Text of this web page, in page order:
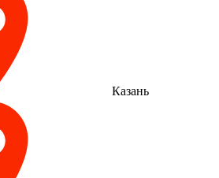
Казань